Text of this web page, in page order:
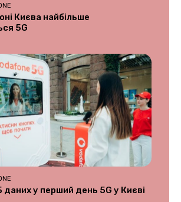
Києва найбільше
5G
у перший день 5G у Києві